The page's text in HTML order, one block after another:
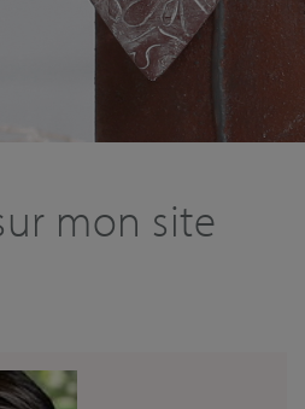
mon site